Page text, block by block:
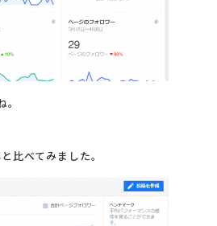
比べてみました。